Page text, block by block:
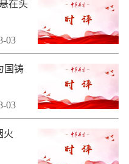
在头
03
国铸
03
火